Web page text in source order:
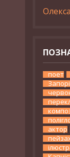
поет
актор